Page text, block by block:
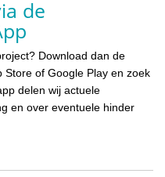
de
Download dan de
Store of Google Play en zoek
delen wij actuele
en over eventuele hinder